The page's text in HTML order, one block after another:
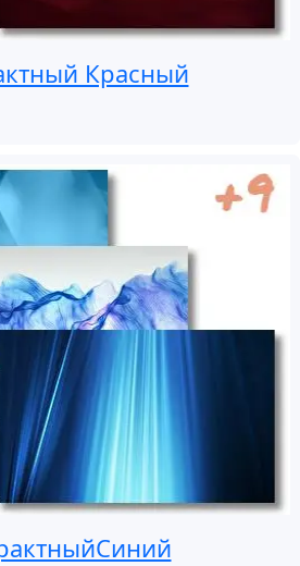
Красный